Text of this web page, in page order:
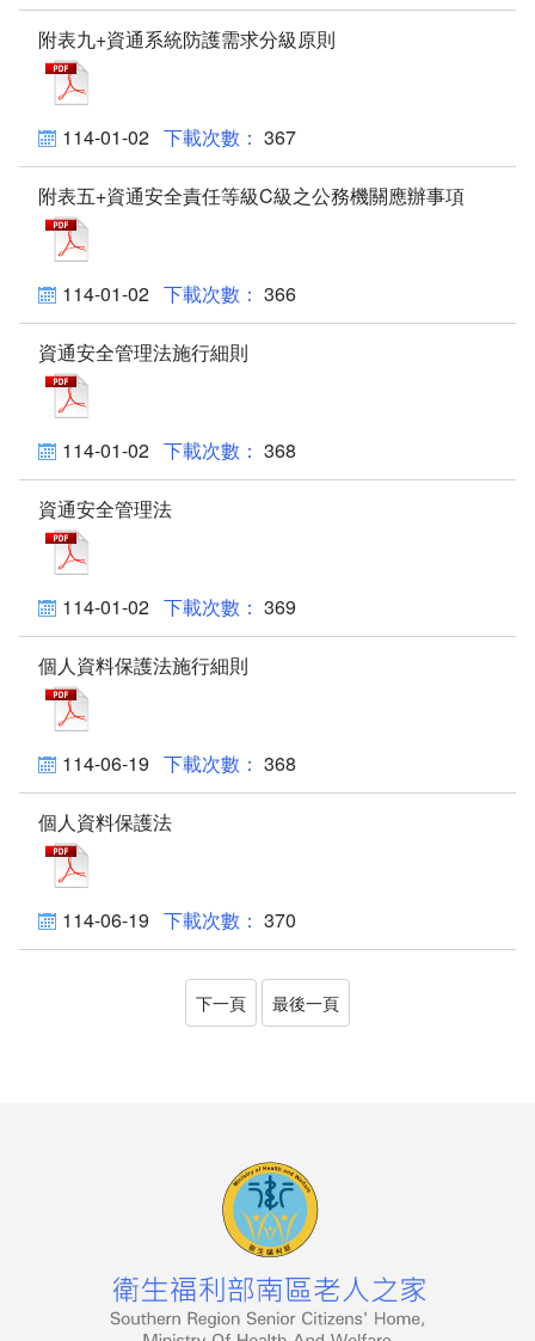
南老刊物
服務專區
老人安置服務
公費安置條件及申請流程
服務內容
長輩生活點滴
兒少安置服務
少年教養科簡介
專業服務
最新消息
兒少活動成果
榮譽榜
兒少權益專區
社區照顧服務
香揚日間照顧中心
機構喘息服務
悅齡學苑(社區安心幸福學堂)
附表九+資通系統防護需求分級原則
114-01-02 367
附表五+資通安全責任等級C級之公務機關應辦事項
114-01-02 366
資通安全管理法施行細則
114-01-02 368
資通安全管理法
114-01-02 369
個人資料保護法施行細則
114-06-19 368
個人資料保護法
114-06-19 370
下一頁 最後一頁